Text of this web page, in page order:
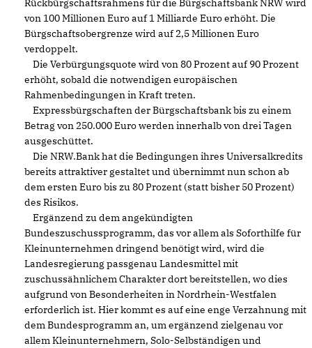
Rückbürgschaftsrahmens für die Bürgschaftsbank NRW wird
von 100 Millionen Euro auf 1 Milliarde Euro erhöht. Die
Bürgschaftsobergrenze wird auf 2,5 Millionen Euro
verdoppelt.
Die Verbürgungsquote wird von 80 Prozent auf 90 Prozent
erhöht, sobald die notwendigen europäischen
Rahmenbedingungen in Kraft treten.
Expressbürgschaften der Bürgschaftsbank bis zu einem
Betrag von 250.000 Euro werden innerhalb von drei Tagen
ausgeschüttet.
Die NRW.Bank hat die Bedingungen ihres Universalkredits
bereits attraktiver gestaltet und übernimmt nun schon ab
dem ersten Euro bis zu 80 Prozent (statt bisher 50 Prozent)
des Risikos.
Ergänzend zu dem angekündigten
Bundeszuschussprogramm, das vor allem als Soforthilfe für
Kleinunternehmen dringend benötigt wird, wird die
Landesregierung passgenau Landesmittel mit
zuschussähnlichem Charakter dort bereitstellen, wo dies
aufgrund von Besonderheiten in Nordrhein-Westfalen
erforderlich ist. Hier kommt es auf eine enge Verzahnung mit
dem Bundesprogramm an, um ergänzend zielgenau vor
allem Kleinunternehmern, Solo-Selbständigen und